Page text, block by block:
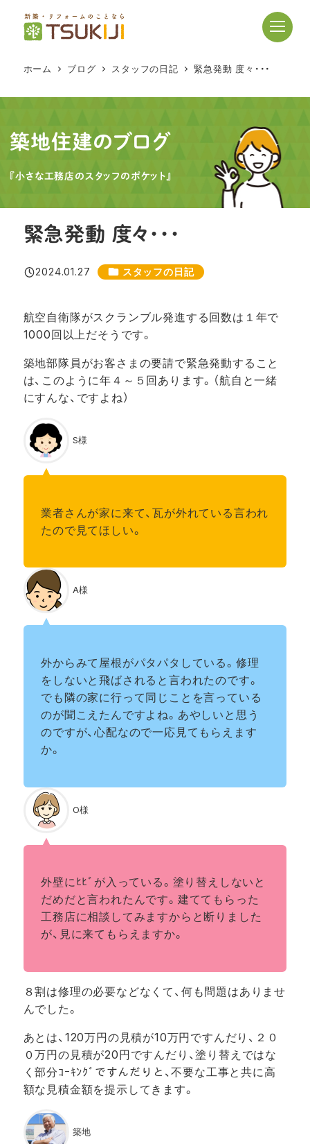
テ
ツ
へ
移
ホーム ブログ スタッフの日記 緊急発動 度々・・・
築地住建のブログ
『小さな工務店のスタッフのポケット』
緊急発動 度々・・・
投稿日
2024.01.27 カテゴリー
スタッフの日記
航空自衛隊がスクランブル発進する回数は１年で
1000回以上だそうです。
築地部隊員がお客さまの要請で緊急発動すること
は、このように年４～５回あります。（航自と一緒
にすんな、ですよね）
S様
業者さんが家に来て、瓦が外れている言われ
たので見てほしい。
A様
外からみて屋根がパタパタしている。修理
をしないと飛ばされると言われたのです。
でも隣の家に行って同じことを言っている
のが聞こえたんですよね。あやしいと思う
のですが、心配なので一応見てもらえます
か。
O様
外壁にﾋﾋﾞが入っている。塗り替えしないと
だめだと言われたんです。建ててもらった
工務店に相談してみますからと断りました
が、見に来てもらえますか。
８割は修理の必要などなくて、何も問題はありませ
んでした。
あとは、120万円の見積が10万円ですんだり、２０
０万円の見積が20円ですんだり、塗り替えではな
く部分ｺｰｷﾝｸﾞですんだりと、不要な工事と共に高
額な見積金額を提示してきます。
築地